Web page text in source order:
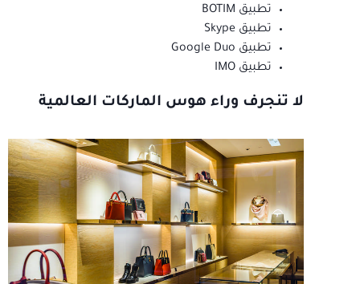
تطبيق BOTIM
تطبيق Skype
تطبيق Google Duo
تطبيق IMO
لا تنجرف وراء هوس الماركات العالمية